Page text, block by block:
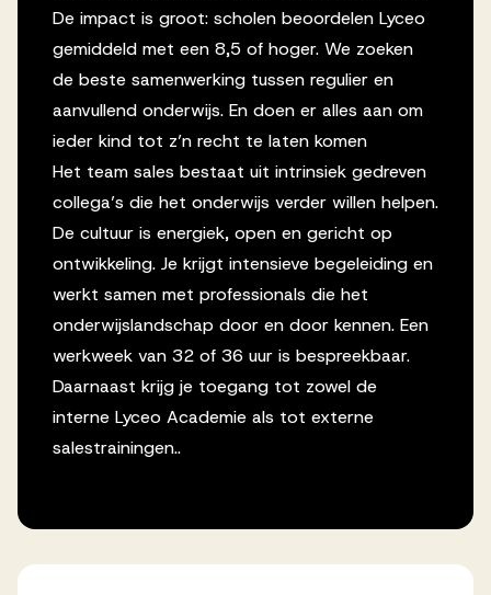
De impact is groot: scholen beoordelen Lyceo
gemiddeld met een 8,5 of hoger. We zoeken
de beste samenwerking tussen regulier en
aanvullend onderwijs. En doen er alles aan om
ieder kind tot z’n recht te laten komen
Het team sales bestaat uit intrinsiek gedreven
collega’s die het onderwijs verder willen helpen.
De cultuur is energiek, open en gericht op
ontwikkeling. Je krijgt intensieve begeleiding en
werkt samen met professionals die het
onderwijslandschap door en door kennen. Een
werkweek van 32 of 36 uur is bespreekbaar.
Daarnaast krijg je toegang tot zowel de
interne Lyceo Academie als tot externe
salestrainingen..